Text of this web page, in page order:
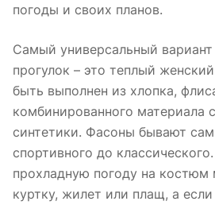
погоды и своих планов.
Самый универсальный
прогулок – это теплый
быть выполнен из хлопка,
комбинированного материала
синтетики. Фасоны бывают
спортивного до
прохладную погоду на костюм
куртку, жилет или плащ, а